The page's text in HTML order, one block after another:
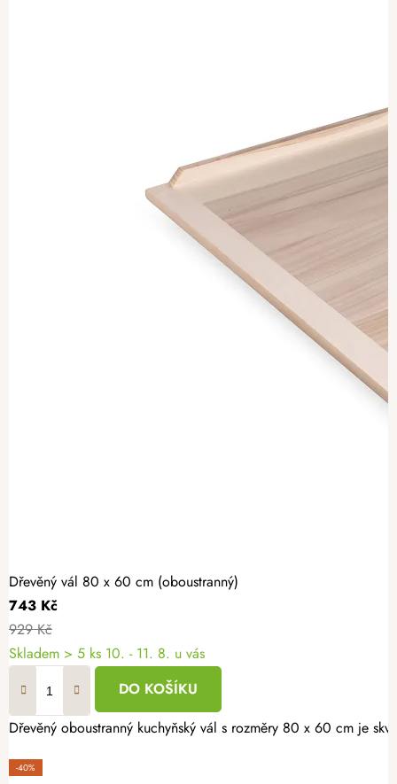
Dřevěný vál 80 x 60 cm (oboustranný)
743 Kč
929 Kč
Skladem > 5 ks 10. - 11. 8. u vás
DO KOŠÍKU
Dřevěný oboustranný kuchyňský vál s rozměry 80 x 60 cm je
-40%